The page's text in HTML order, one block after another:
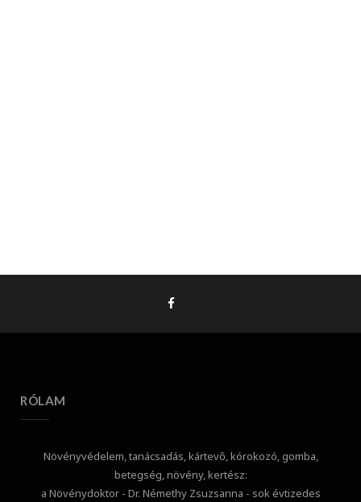
RÓLAM
Növényvédelem, tanácsadás, kártevő, kórokozó, gomba,
betegség, növény, kertész:
a Növénydoktor - Dr. Némethy Zsuzsanna - sok évtizedes